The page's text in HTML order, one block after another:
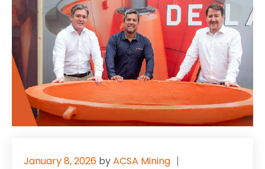
January 8, 2026 byACSA Mining